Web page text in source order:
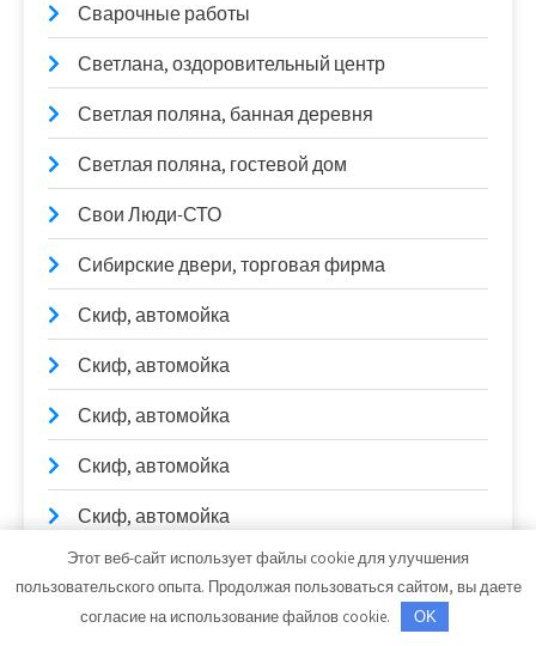
Сварочные работы
Светлана, оздоровительный центр
Светлая поляна, банная деревня
Светлая поляна, гостевой дом
Свои Люди-СТО
Сибирские двери, торговая фирма
Скиф, автомойка
Скиф, автомойка
Скиф, автомойка
Скиф, автомойка
Скиф, автомойка
Скиф, автомойка
Солексавто-Сибирь, официальный дилер
Этот веб-сайт использует файлы cookie для улучшения
пользовательского опыта. Продолжая пользоваться сайтом, вы даете
согласие на использование файлов cookie.
OK